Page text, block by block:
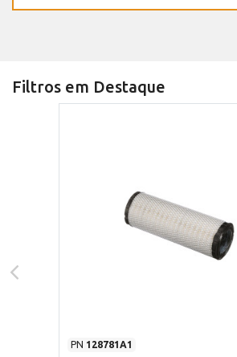
Filtros em Destaque
PN 128781A1